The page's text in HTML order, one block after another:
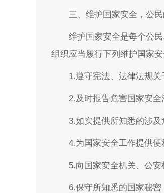
三、维护国家安全，公
维护国家安全是每个公
组织应当履行下列维护国家安
1.遵守宪法、法律法规关
2.及时报告危害国家安全
3.如实提供所知悉的涉及
4.为国家安全工作提供便
5.向国家安全机关、公
6.保守所知悉的国家秘密